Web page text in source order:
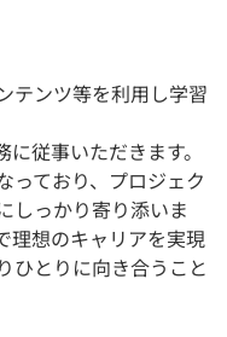
テンツ等を利用し学習
従事いただきます。
っており、プロジェク
しっかり寄り添いま
理想のキャリアを実現
ひとりに向き合うこと